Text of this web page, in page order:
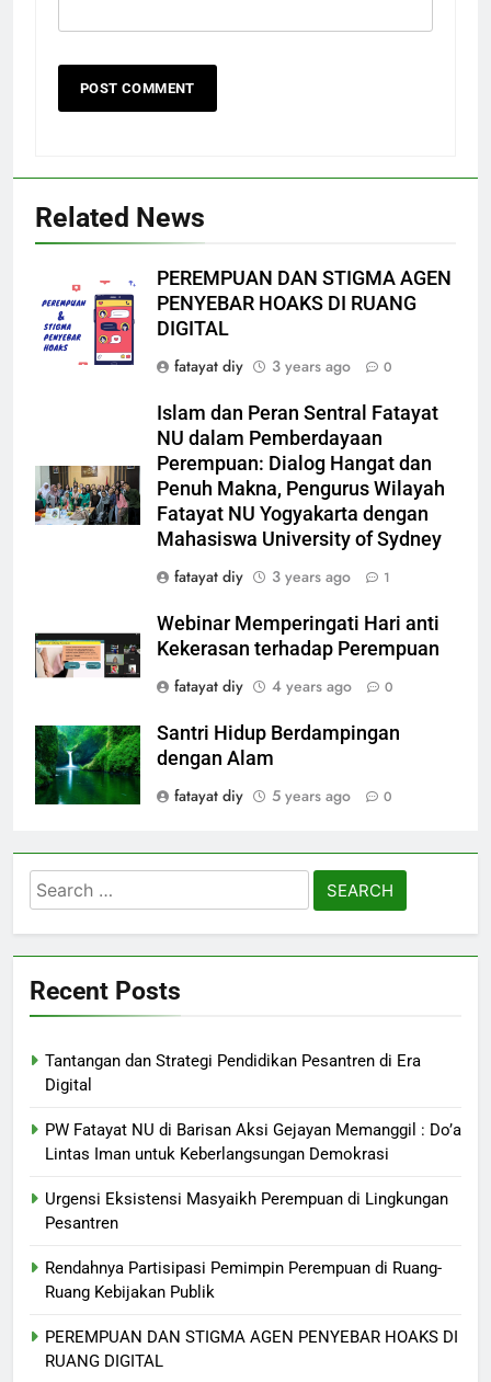
Related News
PEREMPUAN DAN STIGMA AGEN
PENYEBAR HOAKS DI RUANG
DIGITAL
fatayat diy
3 years ago 0
Islam dan Peran Sentral Fatayat
NU dalam Pemberdayaan
Perempuan: Dialog Hangat dan
Penuh Makna, Pengurus Wilayah
Fatayat NU Yogyakarta dengan
Mahasiswa University of Sydney
fatayat diy
3 years ago 1
Webinar Memperingati Hari anti
Kekerasan terhadap Perempuan
fatayat diy
4 years ago 0
Santri Hidup Berdampingan
dengan Alam
fatayat diy
5 years ago 0
Search
for:
Recent Posts
Tantangan dan Strategi Pendidikan Pesantren di Era
Digital
PW Fatayat NU di Barisan Aksi Gejayan Memanggil : Do’a
Lintas Iman untuk Keberlangsungan Demokrasi
Urgensi Eksistensi Masyaikh Perempuan di Lingkungan
Pesantren
Rendahnya Partisipasi Pemimpin Perempuan di Ruang-
Ruang Kebijakan Publik
PEREMPUAN DAN STIGMA AGEN PENYEBAR HOAKS DI
RUANG DIGITAL